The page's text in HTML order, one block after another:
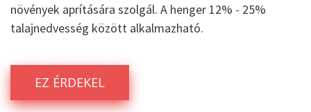
növények aprítására szolgál. A henger 12% - 25%
talajnedvesség között alkalmazható.
EZ ÉRDEKEL